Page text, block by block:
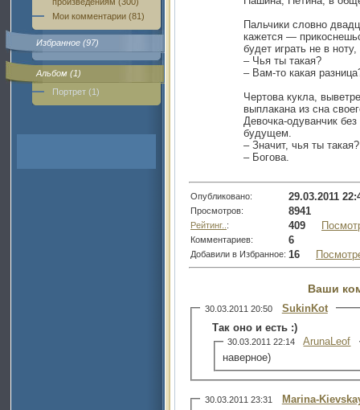
Мои комментарии (81)
Избранное (97)
Альбом (1)
Портрет (1)
Пальчики словно
кажется —
будет играть не в
– Чья ты такая?
– Вам-то какая
Чертова кукла,
выплакана из сна
Девочка-одуванчик
будущем.
– Значит, чья ты такая?
– Богова.
Опубликовано: 29.03.2011
Просмотров: 8941
Рейтинг.. : 409
Комментариев: 6
Добавили в Избранное: 16
Ваши
30.03.2011 20:50
SukinKot
Так оно и есть :)
30.03.2011 22:14
ArunaLeof
наверное)
30.03.2011 23:31
Marina-